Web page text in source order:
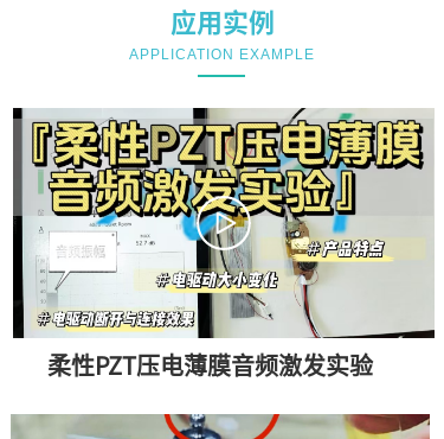
柔性PZT压电薄膜音频激发实验
应用实例
APPLICATION EXAMPLE